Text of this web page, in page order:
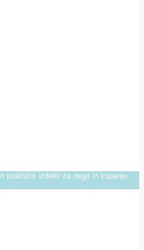
praktični izdelki za nego in kopanje